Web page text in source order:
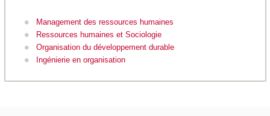
Management des ressources humaines
Ressources humaines et Sociologie
Organisation du développement durable
Ingénierie en organisation